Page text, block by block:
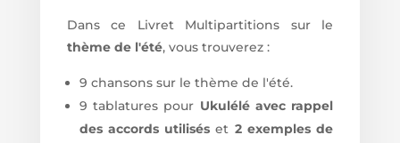
Dans ce Livret Multipartitions sur le
thème de l'été, vous trouverez :
9 chansons sur le thème de l'été.
9 tablatures pour Ukulélé avec rappel
des accords utilisés et 2 exemples de